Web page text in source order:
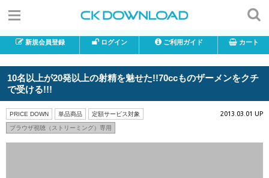
新規会員登録 ログイン ご利用ガイド カート
10名以上が20発以上の射精を魅せた!!70ccものザーメンをクチ
で受ける!!!
PRICE DOWN 単品商品 定額サービス対象
ブラウザ視聴（ストリーミング）専用
2013.03.01 UP